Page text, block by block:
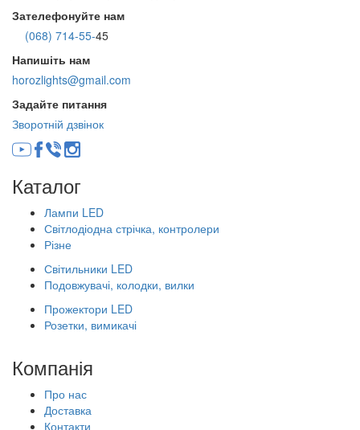
Зателефонуйте нам
(068) 714-55-45
Напишіть нам
horozlights@gmail.com
Задайте питання
Зворотній дзвінок
Каталог
Лампи LED
Світлодіодна стрічка, контролери
Різне
Світильники LED
Подовжувачі, колодки, вилки
Прожектори LED
Розетки, вимикачі
Компанія
Про нас
Доставка
Контакти